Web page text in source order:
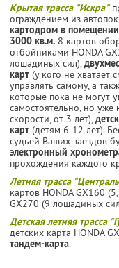
Крытая трасса "Искра"
ограждением из
картодром в
3000 кв.м. 8 картов
отбойниками HONDA
лошадиных сил),
карт (у кого не хватает
управлять самому, а
которые пока не могут
самостоятельно, но уже
скорости, от 3 лет),
карт (детям 6-12 лет).
судьей Ваших заездов
электронный
прохождения каждого
Летняя трасса
картов HONDA GX160
GX270 (9 лошадиных
Детская летняя трасса
детских карта HONDA
тандем-карта.